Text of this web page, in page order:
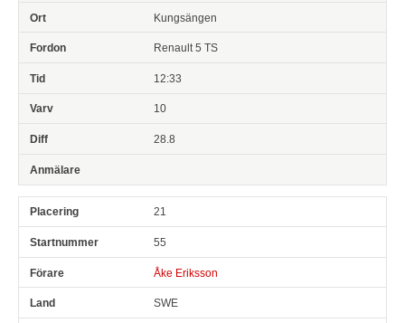
Kungsängen
Renault 5 TS
12:33
10
28.8
21
55
Åke Eriksson
SWE